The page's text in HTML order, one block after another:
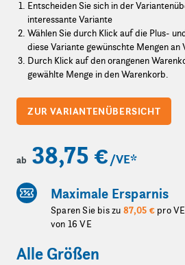
Entscheiden Sie sich in der
interessante Variante
Wählen Sie durch Klick auf die Plus-
diese Variante gewünschte Mengen an
Durch Klick auf den orangenen
gewählte Menge in den Warenkorb.
ZUR VARIANTENÜBERSICHT
ab 38,75 € /VE*
Maximale Ersparnis
Sparen Sie bis zu 87,05 € pro
von 16 VE
Alle Größen